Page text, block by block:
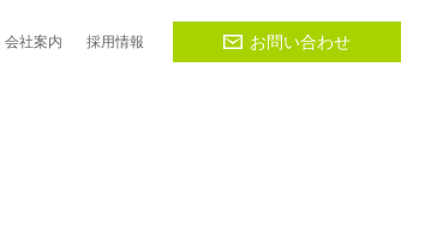
会社案内 採用情報 お問い合わせ